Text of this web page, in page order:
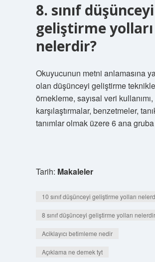
8. sınıf düşünceyi
geliştirme yolları
nelerdir?
Okuyucunun metni anlamasına
olan düşünceyi geliştirme
örnekleme, sayısal veri kullanımı,
karşılaştırmalar, benzetmeler,
tanımlar olmak üzere 6 ana gruba
Tarih: Makaleler
10 sınıf düşünceyi geliştirme yolları
8 sınıf düşünceyi geliştirme yolları nelerdir
Aciklayıcı betimleme nedir
Açıklama ne demek tyt